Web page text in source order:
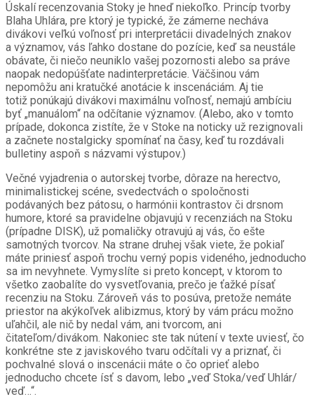
Úskalí recenzovania Stoky je hneď niekoľko. Princíp tvorby
Blaha Uhlára, pre ktorý je typické, že zámerne necháva
divákovi veľkú voľnosť pri interpretácii divadelných znakov
a významov, vás ľahko dostane do pozície, keď sa neustále
obávate, či niečo neuniklo vašej pozornosti alebo sa práve
naopak nedopúšťate nadinterpretácie. Väčšinou vám
nepomôžu ani kratučké anotácie k inscenáciám. Aj tie
totiž ponúkajú divákovi maximálnu voľnosť, nemajú ambíciu
byť „manuálom“ na odčítanie významov. (Alebo, ako v tomto
prípade, dokonca zistíte, že v Stoke na noticky už rezignovali
a začnete nostalgicky spomínať na časy, keď tu rozdávali
bulletiny aspoň s názvami výstupov.)
Večné vyjadrenia o autorskej tvorbe, dôraze na herectvo,
minimalistickej scéne, svedectvách o spoločnosti
podávaných bez pátosu, o harmónii kontrastov či drsnom
humore, ktoré sa pravidelne objavujú v recenziách na Stoku
(prípadne DISK), už pomaličky otravujú aj vás, čo ešte
samotných tvorcov. Na strane druhej však viete, že pokiaľ
máte priniesť aspoň trochu verný popis videného, jednoducho
sa im nevyhnete. Vymyslíte si preto koncept, v ktorom to
všetko zaobalíte do vysvetľovania, prečo je ťažké písať
recenziu na Stoku. Zároveň vás to posúva, pretože nemáte
priestor na akýkoľvek alibizmus, ktorý by vám prácu možno
uľahčil, ale nič by nedal vám, ani tvorcom, ani
čitateľom/divákom. Nakoniec ste tak nútení v texte uviesť, čo
konkrétne ste z javiskového tvaru odčítali vy a priznať, či
pochvalné slová o inscenácii máte o čo oprieť alebo
jednoducho chcete ísť s davom, lebo „veď Stoka/veď Uhlár/
veď…“.